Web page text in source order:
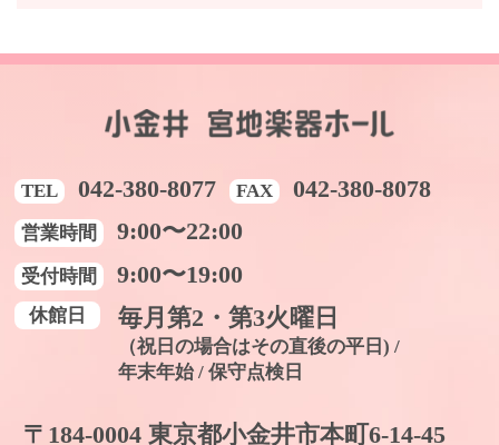
TEL 042-380-8077 FAX 042-380-8078
営業時間 9:00〜22:00
受付時間 9:00〜19:00
休館日 毎月第2・第3火曜日
（祝日の場合はその直後の平日) /
年末年始 / 保守点検日
〒184-0004 東京都小金井市本町6-14-45